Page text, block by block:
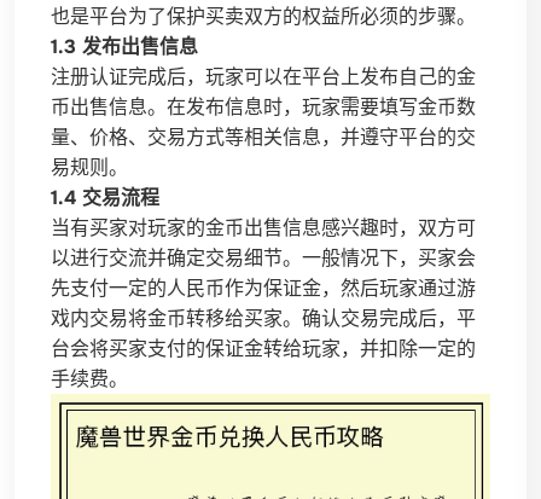
也是平台为了保护买卖双方的权益所必须的步骤。
1.3 发布出售信息
注册认证完成后，玩家可以在平台上发布自己的金
币出售信息。在发布信息时，玩家需要填写金币数
量、价格、交易方式等相关信息，并遵守平台的交
易规则。
1.4 交易流程
当有买家对玩家的金币出售信息感兴趣时，双方可
以进行交流并确定交易细节。一般情况下，买家会
先支付一定的人民币作为保证金，然后玩家通过游
戏内交易将金币转移给买家。确认交易完成后，平
台会将买家支付的保证金转给玩家，并扣除一定的
手续费。